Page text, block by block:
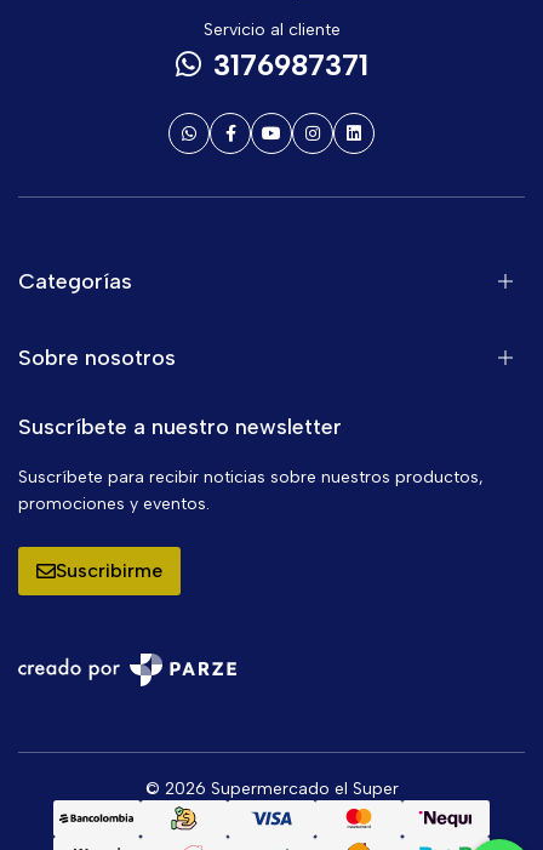
Servicio al cliente
3176987371
Categorías
Sobre nosotros
Suscríbete a nuestro newsletter
Suscríbete para recibir noticias sobre nuestros productos,
promociones y eventos.
Suscribirme
© 2026 Supermercado el Super